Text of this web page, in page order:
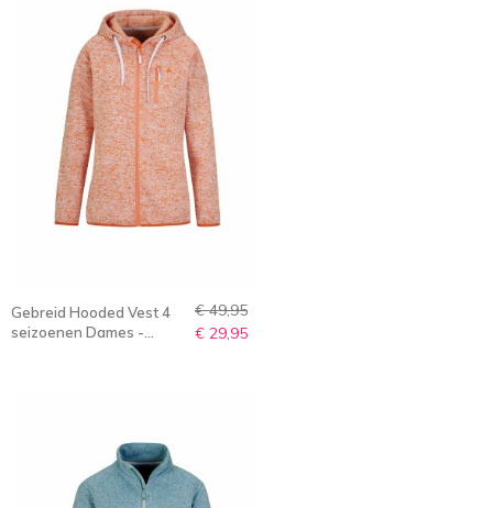
Gebreid Hooded Vest 4
seizoenen Dames -
€ 49,95
€ 29,95